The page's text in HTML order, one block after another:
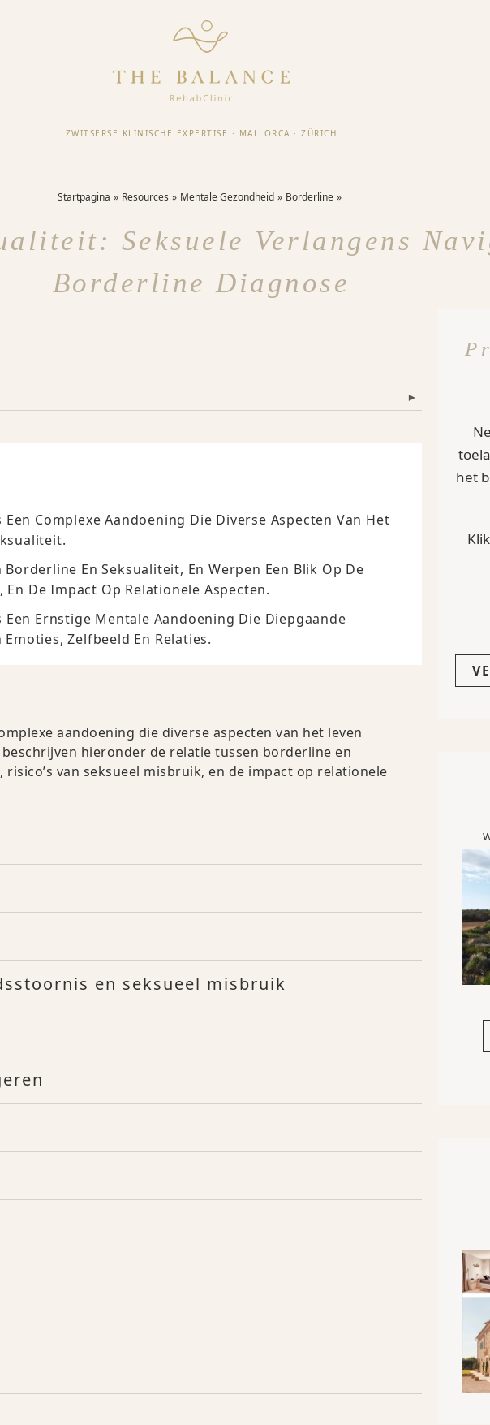
ZWITSERSE KLINISCHE EXPERTISE · MALLORCA · ZÜRICH
Startpagina Resources Mentale Gezondheid Borderline
Seksuele Verlangens
Borderline Diagnose
▾
Complexe Aandoening Die Diverse Aspecten Van Het
En Seksualiteit, En Werpen Een Blik Op De
De Impact Op Relationele Aspecten.
Ernstige Mentale Aandoening Die Diepgaande
Zelfbeeld En Relaties.
aandoening die diverse aspecten van het leven
hieronder de relatie tussen borderline en
van seksueel misbruik, en de impact op relationele
en seksueel misbruik
het